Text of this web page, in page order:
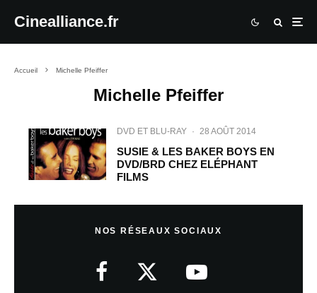
Cinealliance.fr
Accueil Michelle Pfeiffer
Michelle Pfeiffer
DVD ET BLU-RAY · 28 AOÛT 2014
SUSIE & LES BAKER BOYS EN
DVD/BRD CHEZ ELÉPHANT
FILMS
NOS RÉSEAUX SOCIAUX